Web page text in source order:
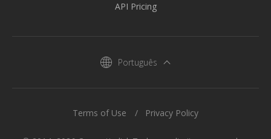
API Pricing
Português
Terms of Use Privacy Policy